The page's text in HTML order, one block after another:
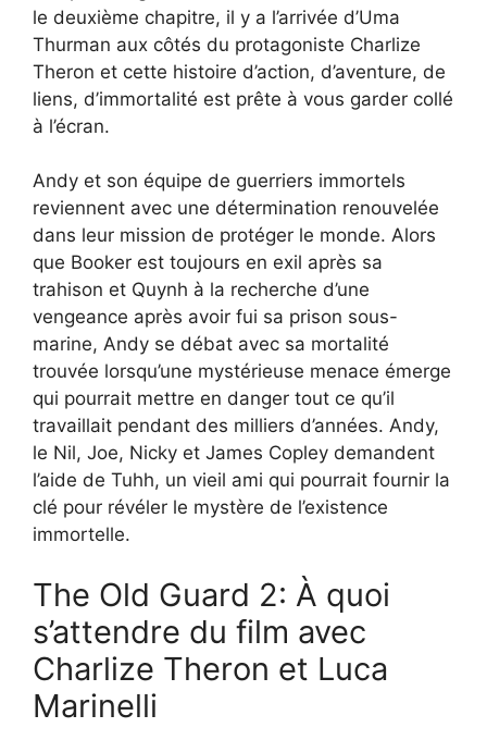
le deuxième chapitre, il y a l’arrivée d’Uma
Thurman aux côtés du protagoniste Charlize
Theron et cette histoire d’action, d’aventure, de
liens, d’immortalité est prête à vous garder collé
à l’écran.
Andy et son équipe de guerriers immortels
reviennent avec une détermination renouvelée
dans leur mission de protéger le monde. Alors
que Booker est toujours en exil après sa
trahison et Quynh à la recherche d’une
vengeance après avoir fui sa prison sous-
marine, Andy se débat avec sa mortalité
trouvée lorsqu’une mystérieuse menace émerge
qui pourrait mettre en danger tout ce qu’il
travaillait pendant des milliers d’années. Andy,
le Nil, Joe, Nicky et James Copley demandent
l’aide de Tuhh, un vieil ami qui pourrait fournir la
clé pour révéler le mystère de l’existence
immortelle.
The Old Guard 2: À quoi
s’attendre du film avec
Charlize Theron et Luca
Marinelli